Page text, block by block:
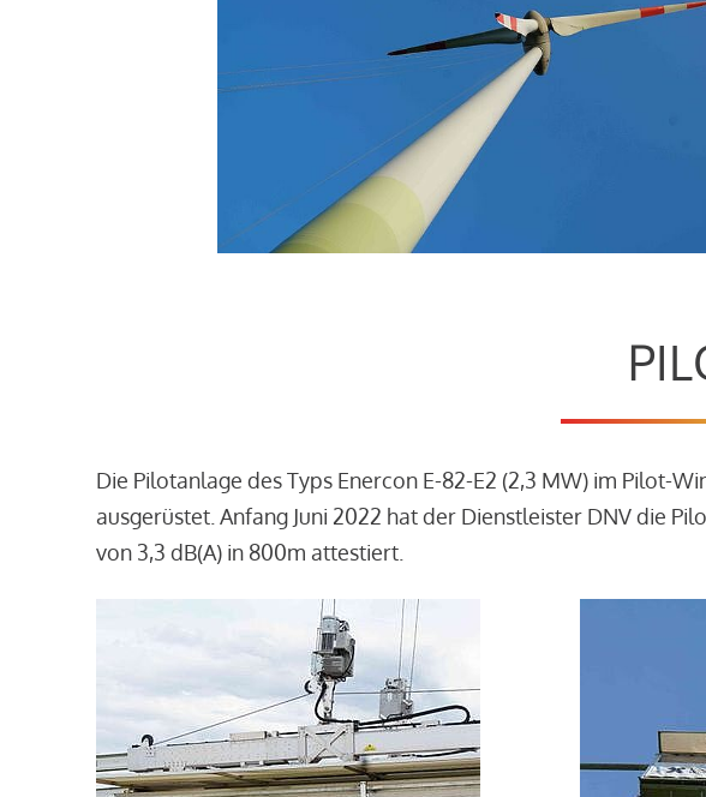
Die Pilotanlage des Typs Enercon E-82-E2 (2,3 MW) im Pilot-
ausgerüstet. Anfang Juni 2022 hat der Dienstleister DNV die
von 3,3 dB(A) in 800m attestiert.